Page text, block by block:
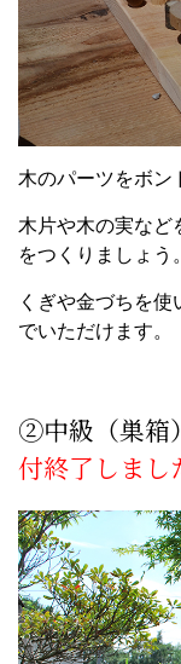
木のパーツをボン
木片や木の実など
をつくりましょう。
くぎや金づちを
でいただけます。
②中級（巣箱）
付終了しまし